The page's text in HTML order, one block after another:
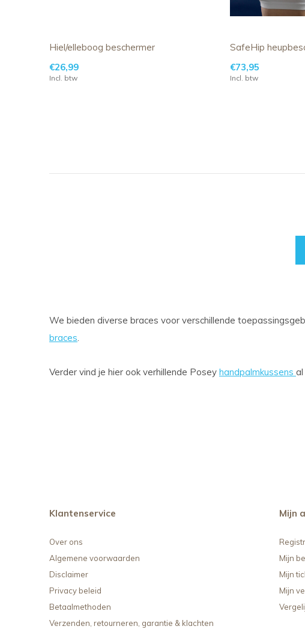
Hiel/elleboog beschermer
€26,99
Incl. btw
SafeHip
€73,95
Incl. btw
We bieden diverse braces voor verschillende
braces.
Verder vind je hier ook verhillende Posey handpalmkussens
Klantenservice
Over ons
Algemene voorwaarden
Disclaimer
Privacy beleid
Betaalmethoden
Verzenden, retourneren, garantie & klachten
Mijn
Mijn
Mijn
Mijn